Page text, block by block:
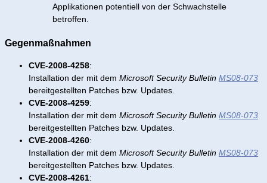
Applikationen potentiell von der Schwachstelle
betroffen.
Gegenmaßnahmen
CVE-2008-4258:
Installation der mit dem Microsoft Security Bulletin MS08-073
bereitgestellten Patches bzw. Updates.
CVE-2008-4259:
Installation der mit dem Microsoft Security Bulletin MS08-073
bereitgestellten Patches bzw. Updates.
CVE-2008-4260:
Installation der mit dem Microsoft Security Bulletin MS08-073
bereitgestellten Patches bzw. Updates.
CVE-2008-4261: